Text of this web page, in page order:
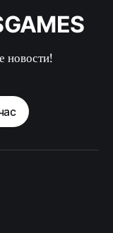
новости!